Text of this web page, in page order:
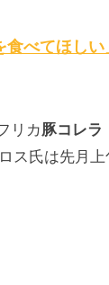
べてほし
リカ豚コレラ
ス氏は先月